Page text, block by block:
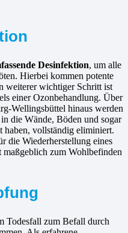
Desinfektion, um alle
Hierbei kommen potente
weiterer wichtiger Schritt ist
einer Ozonbehandlung. Über
Wellingsbüttel hinaus werden
die Wände, Böden und sogar
haben, vollständig eliminiert.
die Wiederherstellung eines
zum Wohlbefinden
Todesfall zum Befall durch